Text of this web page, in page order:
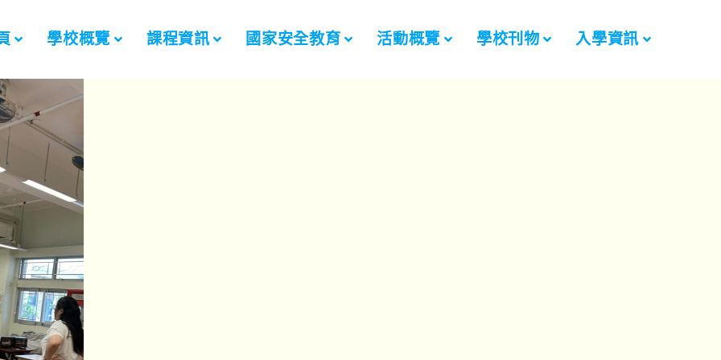
學校概覽 課程資訊 國家安全教育 活動概覽 學校刊物 入學資訊